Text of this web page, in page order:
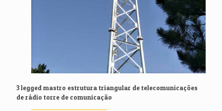
3 legged mastro estrutura triangular de telecomunicações
de rádio torre de comunicação